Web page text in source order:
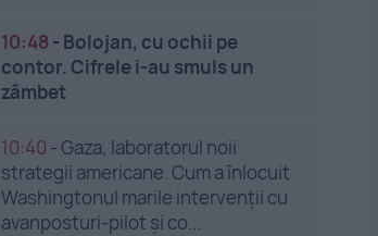
10:48 - Bolojan, cu ochii pe
contor. Cifrele i-au smuls un
zâmbet
10:40 -Gaza, laboratorul noii
strategii americane. Cum a înlocuit
Washingtonul marile intervenții cu
avanposturi-pilot și co...